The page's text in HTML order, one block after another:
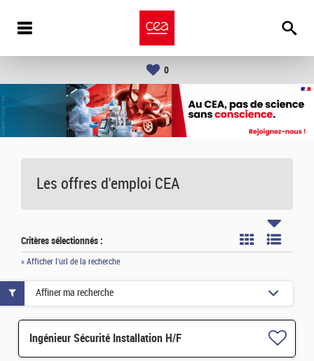
0
Les offres d'emploi CEA
Critères sélectionnés :
» Afficher l'url de la recherche
Ingénieur Sécurité Installation H/F
Affiner ma recherche